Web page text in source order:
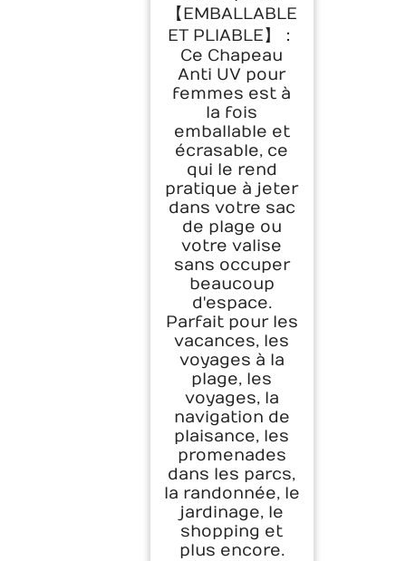
【EMBALLABLE
ET PLIABLE】：
Ce Chapeau
Anti UV pour
femmes est à
la fois
emballable et
écrasable, ce
qui le rend
pratique à jeter
dans votre sac
de plage ou
votre valise
sans occuper
beaucoup
d'espace.
Parfait pour les
vacances, les
voyages à la
plage, les
voyages, la
navigation de
plaisance, les
promenades
dans les parcs,
la randonnée, le
jardinage, le
shopping et
plus encore.